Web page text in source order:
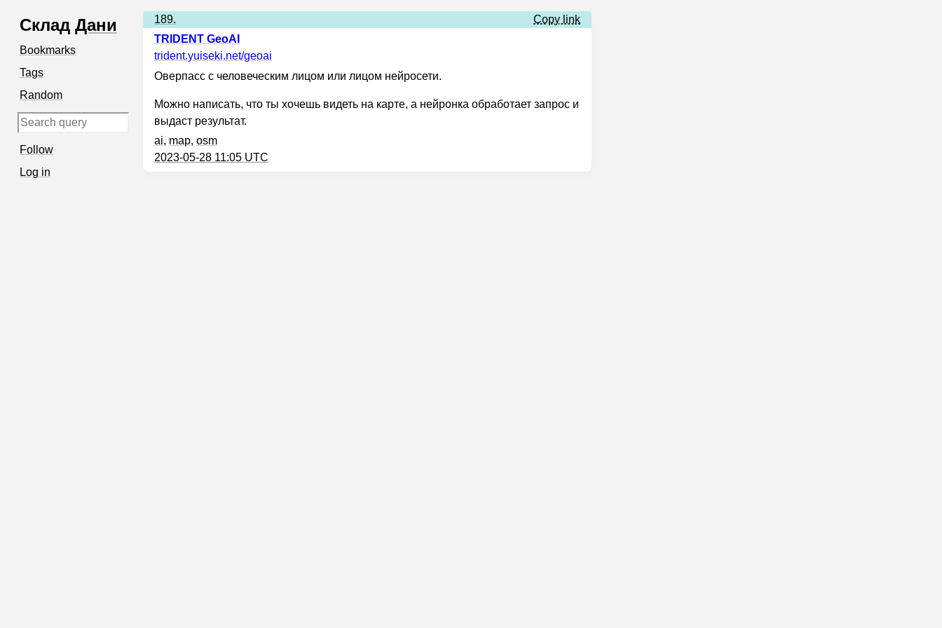
Склад Дани
Bookmarks
Tags
Random
Follow
Log in
189.
Copy link
TRIDENT GeoAI
trident.yuiseki.net/geoai
Оверпасс с человеческим лицом или лицом нейросети.
Можно написать, что ты хочешь видеть на карте, а нейронка обработает запрос и
выдаст результат.
ai, map, osm
2023-05-28 11:05 UTC